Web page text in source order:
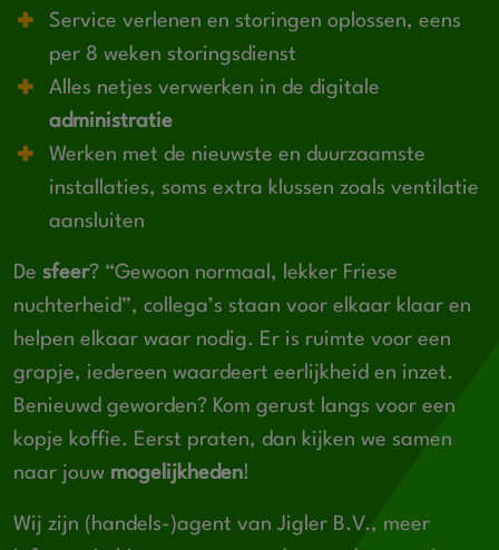
Service verlenen en storingen oplossen, eens
per 8 weken storingsdienst
Alles netjes verwerken in de digitale
administratie
Werken met de nieuwste en duurzaamste
installaties, soms extra klussen zoals ventilatie
aansluiten
De sfeer? “Gewoon normaal, lekker Friese
nuchterheid”, collega’s staan voor elkaar klaar en
helpen elkaar waar nodig. Er is ruimte voor een
grapje, iedereen waardeert eerlijkheid en inzet.
Benieuwd geworden? Kom gerust langs voor een
kopje koffie. Eerst praten, dan kijken we samen
naar jouw mogelijkheden!
Wij zijn (handels-)agent van Jigler B.V., meer